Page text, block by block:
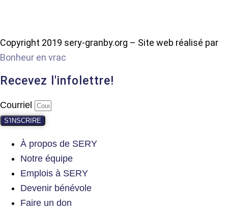
Copyright 2019 sery-granby.org – Site web réalisé par
Bonheur en vrac
Recevez l'infolettre!
Courriel
S'INSCRIRE
À propos de SERY
Notre équipe
Emplois à SERY
Devenir bénévole
Faire un don